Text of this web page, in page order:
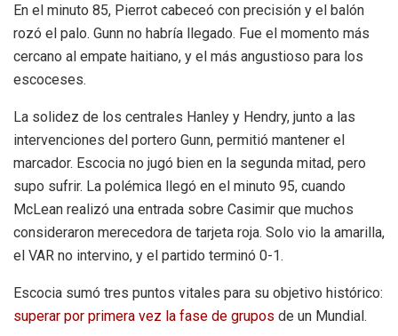
En el minuto 85, Pierrot cabeceó con precisión y el balón
rozó el palo. Gunn no habría llegado. Fue el momento más
cercano al empate haitiano, y el más angustioso para los
escoceses.
La solidez de los centrales Hanley y Hendry, junto a las
intervenciones del portero Gunn, permitió mantener el
marcador. Escocia no jugó bien en la segunda mitad, pero
supo sufrir. La polémica llegó en el minuto 95, cuando
McLean realizó una entrada sobre Casimir que muchos
consideraron merecedora de tarjeta roja. Solo vio la amarilla,
el VAR no intervino, y el partido terminó 0-1.
Escocia sumó tres puntos vitales para su objetivo histórico:
superar por primera vez la fase de grupos de un Mundial.